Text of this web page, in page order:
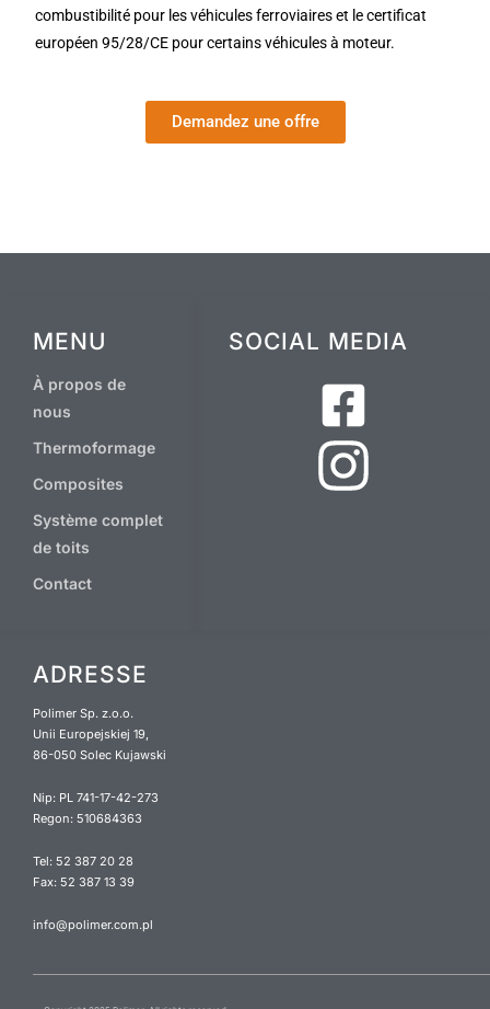
combustibilité pour les véhicules ferroviaires et le certificat
européen 95/28/CE pour certains véhicules à moteur.
Demandez une offre
ADRESSE
Polimer Sp. z.o.o.
Unii Europejskiej 19,
86-050 Solec Kujawski
Nip: PL 741-17-42-273
Regon: 510684363
Tel: 52 387 20 28
Fax: 52 387 13 39
info@polimer.com.pl
SOCIAL MEDIA
MENU
À propos de
nous
Thermoformage
Composites
Système complet
de toits
Contact